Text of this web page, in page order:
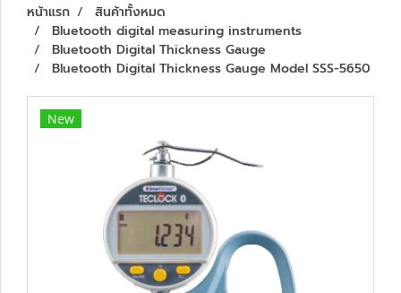
หน้าแรก
สินค้าทั้งหมด
Bluetooth digital measuring instruments
Bluetooth Digital Thickness Gauge
Bluetooth Digital Thickness Gauge Model SSS-5650
New